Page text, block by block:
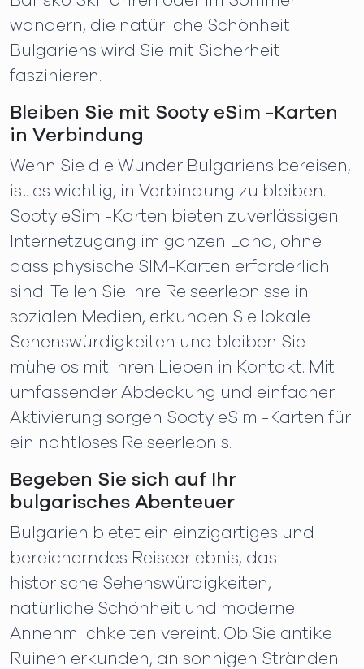
wandern, die natürliche Schönheit
Bulgariens wird Sie mit Sicherheit
faszinieren.
Bleiben Sie mit Sooty eSim -Karten
in Verbindung
Wenn Sie die Wunder Bulgariens bereisen,
ist es wichtig, in Verbindung zu bleiben.
Sooty eSim -Karten bieten zuverlässigen
Internetzugang im ganzen Land, ohne
dass physische SIM-Karten erforderlich
sind. Teilen Sie Ihre Reiseerlebnisse in
sozialen Medien, erkunden Sie lokale
Sehenswürdigkeiten und bleiben Sie
mühelos mit Ihren Lieben in Kontakt. Mit
umfassender Abdeckung und einfacher
Aktivierung sorgen Sooty eSim -Karten für
ein nahtloses Reiseerlebnis.
Begeben Sie sich auf Ihr
bulgarisches Abenteuer
Bulgarien bietet ein einzigartiges und
bereicherndes Reiseerlebnis, das
historische Sehenswürdigkeiten,
natürliche Schönheit und moderne
Annehmlichkeiten vereint. Ob Sie antike
Ruinen erkunden, an sonnigen Stränden